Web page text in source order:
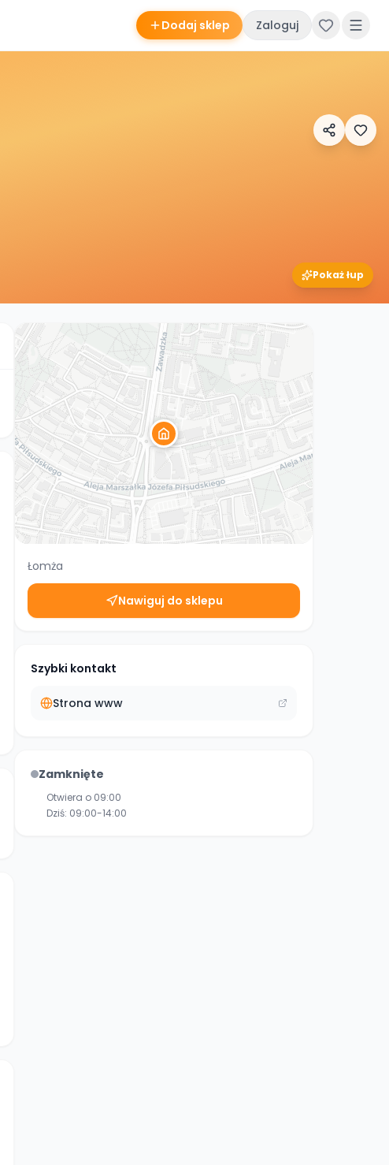
Dodaj sklep Zaloguj
Pokaż łup
Łomża
Nawiguj do sklepu
Szybki kontakt
Strona www
Zamknięte
Otwiera o 09:00
Dziś: 09:00-14:00